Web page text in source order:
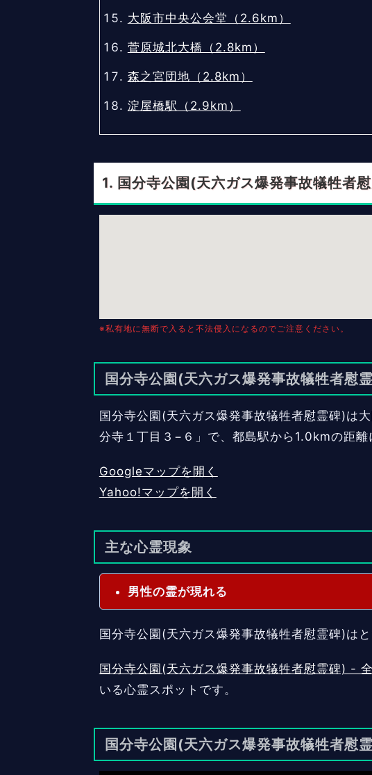
大阪市中央公会堂（2.6km）
菅原城北大橋（2.8km）
森之宮団地（2.8km）
淀屋橋駅（2.9km）
国分寺公園(天六ガス爆発事故犠牲者
※私有地に無断で入ると不法侵入になるのでご注意ください。
国分寺公園(天六ガス爆発事故犠牲者慰
国分寺公園(天六ガス爆発事故犠牲者慰霊碑)は
分寺１丁目３−６」で、都島駅から1.0kmの距離
Googleマップを開く
Yahoo!マップを開く
主な心霊現象
男性の霊が現れる
国分寺公園(天六ガス爆発事故犠牲者慰霊碑)は
国分寺公園(天六ガス爆発事故犠牲者慰霊碑) -
いる心霊スポットです。
国分寺公園(天六ガス爆発事故犠牲者慰